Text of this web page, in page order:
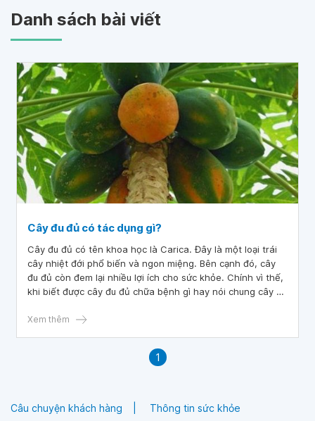
Danh sách bài viết
Cây đu đủ có tác dụng gì?
Cây đu đủ có tên khoa học là Carica. Đây là một loại trái
cây nhiệt đới phổ biến và ngon miệng. Bên cạnh đó, cây
đu đủ còn đem lại nhiều lợi ích cho sức khỏe. Chính vì thế,
khi biết được cây đu đủ chữa bệnh gì hay nói chung cây đu
thơm ngon này hơn.
Xem thêm
1
Câu chuyện khách hàng Thông tin sức khỏe